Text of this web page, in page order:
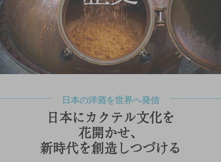
日本の洋酒を世界へ発信
日本にカクテル文化を
花開かせ、
新時代を創造しつづける